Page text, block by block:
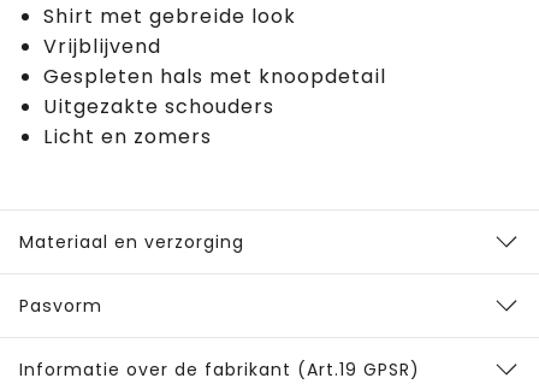
Shirt met gebreide look
Vrijblijvend
Gespleten hals met knoopdetail
Uitgezakte schouders
Licht en zomers
Materiaal en verzorging
Pasvorm
Informatie over de fabrikant (Art.19 GPSR)